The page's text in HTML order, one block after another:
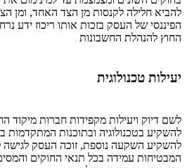
להביא חלילה לקנסות מן הצד האחד, ומן
הפיננסי של העסק בזכות אותו ריכוז ידע
החוץ להנהלת החשבונות
יעילות טכנולוגית
לשם דיוק ויעילות מקפידות חברות מיקוד
להשקיע בטכנולוגיה ובתוכנות המתקדמות
להשקיע השקעה נוספת, זוכה העסק לגישה
המבטיחות עמידה בכל תנאי החוקים